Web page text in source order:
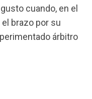
cuando, en el
brazo por su
árbitro